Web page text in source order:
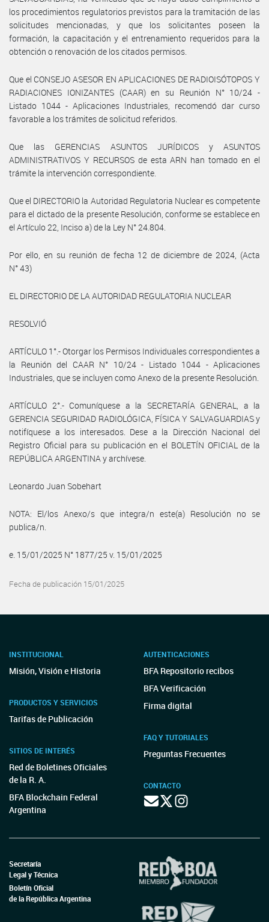
los procedimientos regulatorios previstos para la tramitación de las
solicitudes mencionadas, y que los solicitantes poseen la
formación, la capacitación y el entrenamiento requeridos para la
obtención o renovación de los citados permisos.
Que el CONSEJO ASESOR EN APLICACIONES DE RADIOISÓTOPOS Y
RADIACIONES IONIZANTES (CAAR) en su Reunión N° 10/24 -
Listado 1044 - Aplicaciones Industriales, recomendó dar curso
favorable a los trámites de solicitud referidos.
Que las GERENCIAS ASUNTOS JURÍDICOS y ASUNTOS
ADMINISTRATIVOS Y RECURSOS de esta ARN han tomado en el
trámite la intervención correspondiente.
Que el DIRECTORIO la Autoridad Regulatoria Nuclear es competente
para el dictado de la presente Resolución, conforme se establece en
el Artículo 22, Inciso a) de la Ley N° 24.804.
Por ello, en su reunión de fecha 12 de diciembre de 2024, (Acta
N° 43)
EL DIRECTORIO DE LA AUTORIDAD REGULATORIA NUCLEAR
RESOLVIÓ
ARTÍCULO 1°.- Otorgar los Permisos Individuales correspondientes a
la Reunión del CAAR N° 10/24 - Listado 1044 - Aplicaciones
Industriales, que se incluyen como Anexo de la presente Resolución.
ARTÍCULO 2°.- Comuníquese a la SECRETARÍA GENERAL, a la
GERENCIA SEGURIDAD RADIOLÓGICA, FÍSICA Y SALVAGUARDIAS y
notifíquese a los interesados. Dese a la Dirección Nacional del
Registro Oficial para su publicación en el BOLETÍN OFICIAL de la
REPÚBLICA ARGENTINA y archívese.
Leonardo Juan Sobehart
NOTA: El/los Anexo/s que integra/n este(a) Resolución no se
publica/n.
e. 15/01/2025 N° 1877/25 v. 15/01/2025
Fecha de publicación 15/01/2025
INSTITUCIONAL
Misión, Visión e Historia
PRODUCTOS Y SERVICIOS
Tarifas de Publicación
SITIOS DE INTERÉS
Red de Boletines Oficiales
de la R. A.
BFA Blockchain Federal
Argentina
AUTENTICACIONES
BFA Repositorio recibos
BFA Verificación
Firma digital
FAQ Y TUTORIALES
Preguntas Frecuentes
CONTACTO
Secretaría
Legal y Técnica
Boletín Oficial
de la República Argentina